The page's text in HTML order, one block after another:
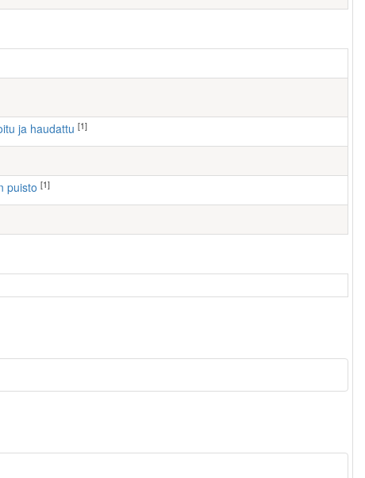
ja haudattu [1]
puisto [1]